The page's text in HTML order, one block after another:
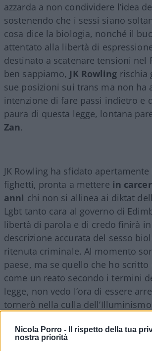
Nicola Porro -
Il rispetto della tua
nostra priorità
azzarda a non condividere l’idea
sostenendo che i sessi siano
cosa dice la biologia, nonché il
attentato alla libertà di
destinato a scatenare tensioni nel
ben sappiamo, JK Rowling rischia
sue posizioni sui trans ma non ha
intenzione di fare passi indietro e
paura di questa legge, lontana
Zan.
JK Rowling ha sfidato apertamente
fighetti, pronta a mettere in
anni chi non si allinea ai diktat
Lgbt tanto cara al governo di
libertà di parola e di credo finirà in
descrizione accurata del sesso
ritenuta criminale. Al momento
paese, ma se quello che ho
come un reato secondo i termini
legge, non vedo l’ora di essere
tornerò nella culla dell’Illuminismo
consensi in rete e non solo in
aperto anche in Italia, anche se è